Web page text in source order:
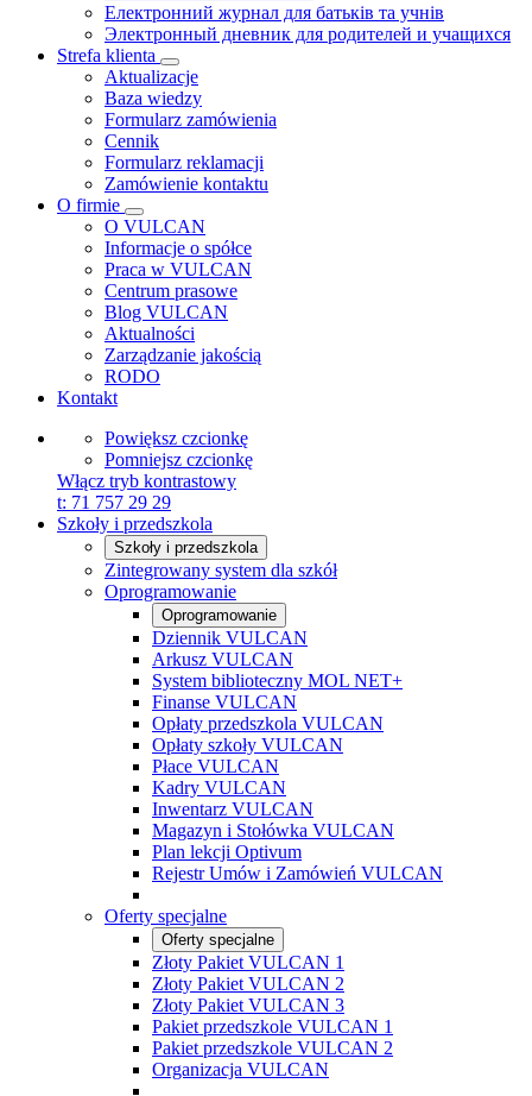
Електронний журнал для батьків та учнів
Электронный дневник для родителей и учащихся
Strefa klienta
Aktualizacje
Baza wiedzy
Formularz zamówienia
Cennik
Formularz reklamacji
Zamówienie kontaktu
O firmie
O VULCAN
Informacje o spółce
Praca w VULCAN
Centrum prasowe
Blog VULCAN
Aktualności
Zarządzanie jakością
RODO
Kontakt
Powiększ czcionkę
Pomniejsz czcionkę
Włącz tryb kontrastowy
t: 71 757 29 29
Szkoły i przedszkola
Szkoły i przedszkola
Zintegrowany system dla szkół
Oprogramowanie
Oprogramowanie
Dziennik VULCAN
Arkusz VULCAN
System biblioteczny MOL NET+
Finanse VULCAN
Opłaty przedszkola VULCAN
Opłaty szkoły VULCAN
Płace VULCAN
Kadry VULCAN
Inwentarz VULCAN
Magazyn i Stołówka VULCAN
Plan lekcji Optivum
Rejestr Umów i Zamówień VULCAN
Oferty specjalne
Oferty specjalne
Złoty Pakiet VULCAN 1
Złoty Pakiet VULCAN 2
Złoty Pakiet VULCAN 3
Pakiet przedszkole VULCAN 1
Pakiet przedszkole VULCAN 2
Organizacja VULCAN